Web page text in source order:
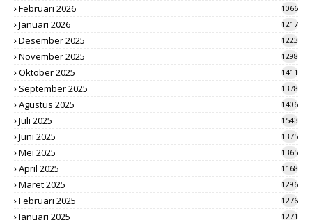
Februari 2026 1066
Januari 2026 1217
Desember 2025 1223
November 2025 1298
Oktober 2025 1411
September 2025 1378
Agustus 2025 1406
Juli 2025 1543
Juni 2025 1375
Mei 2025 1365
April 2025 1168
Maret 2025 1296
Februari 2025 1276
Januari 2025 1271